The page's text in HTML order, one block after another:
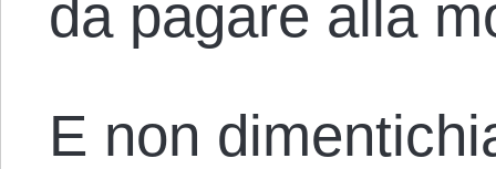
da pagare alla
E non